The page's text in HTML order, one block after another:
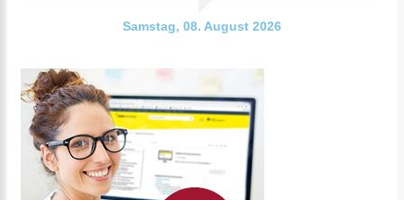
Samstag, 08. August 2026